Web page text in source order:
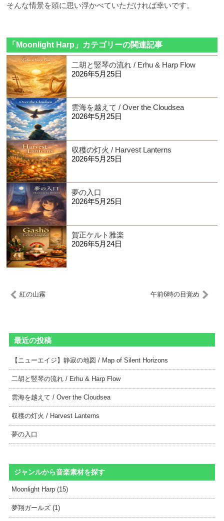
そんな情景を頭に思い浮かべていただければ幸いです。
「Moonlight Harp」カテゴリーの関連記事
二胡と竪琴の流れ / Erhu & Harp Flow
2026年5月25日
雲海を越えて / Over the Cloudsea
2026年5月25日
収穫の灯火 / Harvest Lanterns
2026年5月25日
夢の入口
2026年5月25日
賀正ケルト雅楽
2026年5月24日
紅の山霧 午前6時の目覚め
最近の投稿
【ニューエイジ】静寂の地図 / Map of Silent Horizons
二胡と竪琴の流れ / Erhu & Harp Flow
雲海を越えて / Over the Cloudsea
収穫の灯火 / Harvest Lanterns
夢の入口
ジャンルから音楽素材を探す
Moonlight Harp (15)
夢翔ガールズ (1)